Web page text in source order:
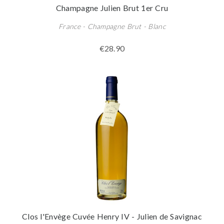
Champagne Julien Brut 1er Cru
France - Champagne Brut - Blanc
€28.90
Clos l'Envège Cuvée Henry IV - Julien de Savignac